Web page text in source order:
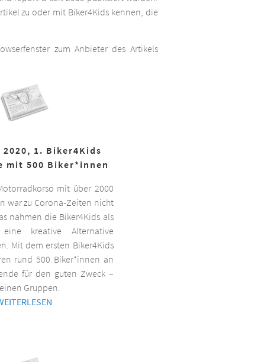
zu oder mit Biker4Kids kennen, die
zum Anbieter des Artikels
2020, 1. Biker4Kids
mit 500 Biker*innen
mit über 2000
war zu Corona-Zeiten nicht
nahmen die Biker4Kids als
kreative Alternative
Mit dem ersten Biker4Kids
rund 500 Biker*innen an
für den guten Zweck –
Gruppen.